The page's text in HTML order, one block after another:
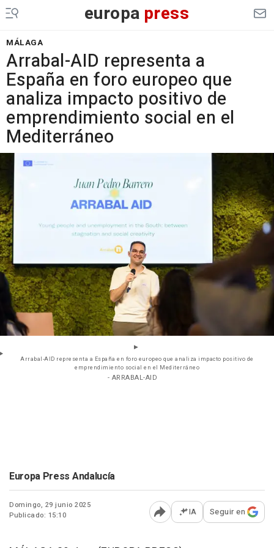
europa press
MÁLAGA
Arrabal-AID representa a
España en foro europeo que
analiza impacto positivo de
emprendimiento social en el
Mediterráneo
Arrabal-AID representa a España en foro europeo que analiza impacto positivo de
emprendimiento social en el Mediterráneo
- ARRABAL-AID
Europa Press Andalucía
Domingo, 29 junio 2025
Publicado: 15:10
Abrir opciones para
IA Seguir en